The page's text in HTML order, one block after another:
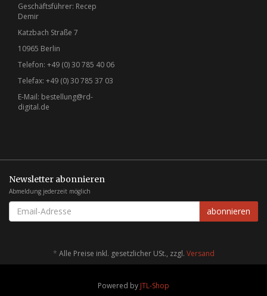
Geschäftsführer: Recep
Demir
Katzbach Straße 7
10965 Berlin
Telefon: +49 (0) 30 785 40 06
Telefax: +49 (0) 30 785 37 03
E-Mail: bestellung@rd-
digital.de
Newsletter abonnieren
Abmeldung jederzeit möglich
EMAIL-
ADRESSE
abonnieren
* Alle Preise inkl. gesetzlicher USt., zzgl. Versand
Powered by JTL-Shop